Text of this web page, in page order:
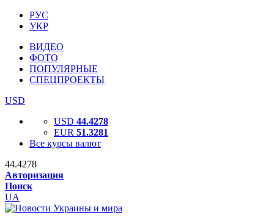
РУС
УКР
ВИДЕО
ФОТО
ПОПУЛЯРНЫЕ
СПЕЦПРОЕКТЫ
USD
USD 44.4278
EUR 51.3281
Все курсы валют
44.4278
Авторизация
Поиск
UA